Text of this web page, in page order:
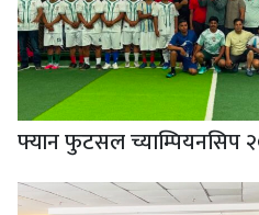
फ्यान फुटसल च्याम्पियनसिप